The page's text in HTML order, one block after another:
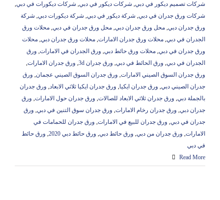
شركات تصميم ديكور في دبي, شركات ديكور في دبي, شركات ديكورات في دبي,
شركات ورق جدران في دبي, شركة ديكور في دبي, شركة ديكورات دبي, شركة
ورق جدران دبي, محل ورق جدران دبي, محل ورق جدران في دبي, محلات ورق
الجدران في دبي, محلات ورق جدران الامارات, محلات ورق جدران دبي, محلات
ورق جدران في دبي, محلات ورق حائط دبي, ورق الجدران في الامارات, ورق
الجدران في دبي, ورق الحائط في دبي, ورق جدران 3d , ورق جدران الامارات,
ورق جدران السوق الصيني الامارات, ورق جدران السوق الصيني عجمان, ورق
جدران الصيني دبي, ورق جدران ايكيا, ورق جدران ايكيا ثلاثي الابعاد, ورق جدران
بالجملة دبي, ورق جدران ثلاثي الابعاد للصالات, ورق جدران حول الامارات, ورق
جدران دبي, ورق جدران رخام الامارات, ورق جدران سوق التنين في دبي, ورق
جدران في دبي, ورق جدران للبيع في الامارات, ورق جدران للحمامات في
الامارات, ورق جدران من دبي, ورق حائط دبي, ورق حائط دبي 2020 , ورق حائط
في دبي
Read More